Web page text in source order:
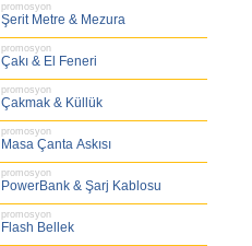
promosyon
Şerit Metre & Mezura
promosyon
Çakı & El Feneri
promosyon
Çakmak & Küllük
promosyon
Masa Çanta Askısı
promosyon
PowerBank & Şarj Kablosu
promosyon
Flash Bellek